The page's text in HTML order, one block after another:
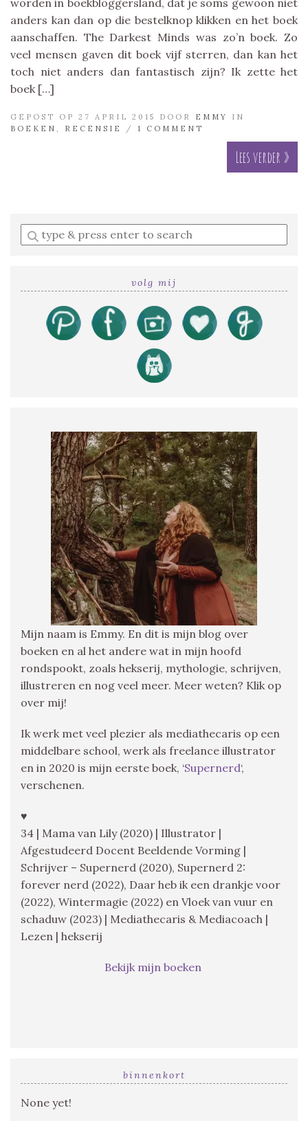
anders kan dan op die bestelknop klikken en het boek
aanschaffen. The Darkest Minds was zo’n boek. Zo
veel mensen gaven dit boek vijf sterren, dan kan het
toch niet anders dan fantastisch zijn? Ik zette het
boek […]
GEPOST OP 27 APRIL 2015 DOOR EMMY
IN
BOEKEN
RECENSIE / 1 COMMENT
Lees verder »
Enter
a
volg mij
Mijn naam is Emmy. En dit is mijn blog over
boeken en al het andere wat in mijn hoofd
rondspookt, zoals hekserij, mythologie, schrijven,
illustreren en nog veel meer. Meer weten? Klik op
over mij!
Ik werk met veel plezier als mediathecaris op een
middelbare school, werk als freelance illustrator
en in 2020 is mijn eerste boek, ‘Supernerd‘,
verschenen.
♥
34 | Mama van Lily (2020) | Illustrator |
Afgestudeerd Docent Beeldende Vorming |
Schrijver – Supernerd (2020), Supernerd 2:
forever nerd (2022), Daar heb ik een drankje voor
(2022), Wintermagie (2022) en Vloek van vuur en
schaduw (2023) | Mediathecaris & Mediacoach |
Lezen | hekserij
Bekijk mijn boeken
binnenkort
None yet!